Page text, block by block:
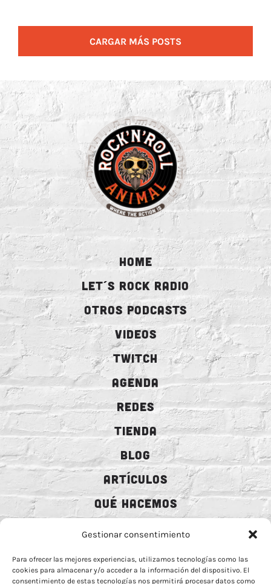
Gestionar consentimiento
Para ofrecer las mejores experiencias, utilizamos tecnologías como las
cookies para almacenar y/o acceder a la información del dispositivo. El
consentimiento de estas tecnologías nos permitirá procesar datos como
CARGAR MÁS POSTS
HOME
LET´S ROCK RADIO
OTROS PODCASTS
VIDEOS
TWITCH
AGENDA
REDES
TIENDA
BLOG
ARTÍCULOS
QUÉ HACEMOS
MECENAZGO
CONTACTO